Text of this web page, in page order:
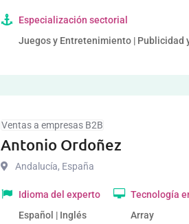
Especialización sectorial
Juegos y Entretenimiento | Publicidad
Ventas a empresas B2B
Antonio Ordoñez
Andalucía, España
Idioma del experto
Español | Inglés
Tecnología
Array